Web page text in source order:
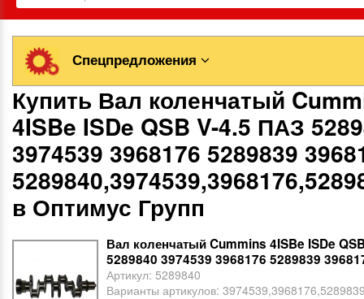
Спецпредложения
Купить Вал коленчатый
4ISBe ISDe QSB V-4.5 ПАЗ
3974539 3968176 5289839
в Оптимус Групп
Вал коленчатый Cummins 4ISBe ISDe
5289840 3974539 3968176 5289839
Артикул: 5289840
Варианты артикулов: